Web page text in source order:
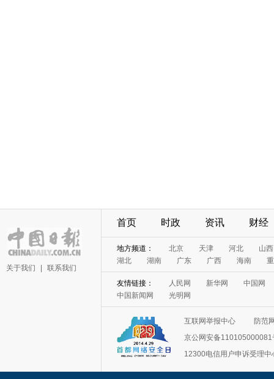
关于我们 联系我们
首页 时政 资讯 财经
地方频道： 北京 天津 河北
山西
湖北
湖南 广东 广西 海南
友情链接： 人民网 新华网
中国网
中国新闻网
光明网
互联网举报中心
防范
京公网安备110105000081
12300电信用户申诉受理中